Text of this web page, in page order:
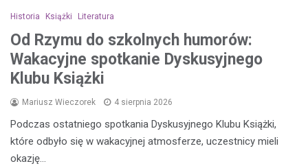
Historia Książki Literatura
Od Rzymu do szkolnych humorów:
Wakacyjne spotkanie Dyskusyjnego
Klubu Książki
Mariusz Wieczorek 4 sierpnia 2026
Podczas ostatniego spotkania Dyskusyjnego Klubu Książki,
które odbyło się w wakacyjnej atmosferze, uczestnicy mieli
okazję…